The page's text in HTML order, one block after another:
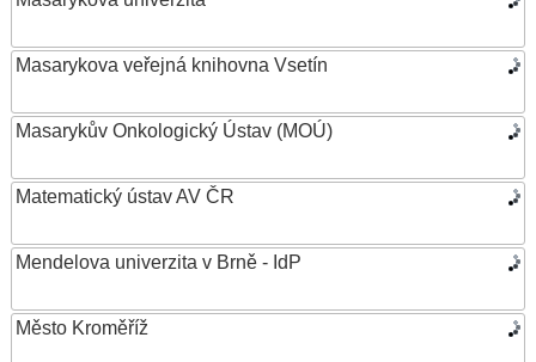
Masarykova veřejná knihovna Vsetín
Masarykův Onkologický Ústav (MOÚ)
Matematický ústav AV ČR
Mendelova univerzita v Brně - IdP
Město Kroměříž